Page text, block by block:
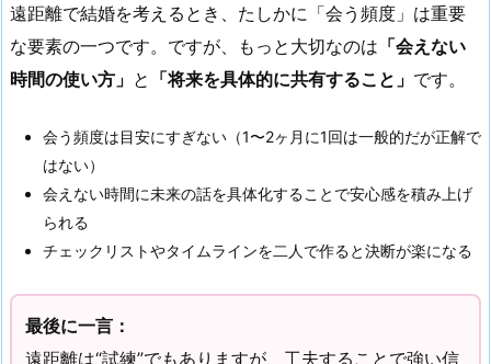
遠距離で結婚を考えるとき、たしかに「会う頻度」は重要
な要素の一つです。ですが、もっと大切なのは 「会えない
時間の使い方」 と 「将来を具体的に共有すること」 です。
会う頻度は目安にすぎない（1〜2ヶ月に1回は一般的だが正解で
はない）
会えない時間に未来の話を具体化することで安心感を積み上げ
られる
チェックリストやタイムラインを二人で作ると決断が楽になる
最後に一言：
遠距離は“試練”でもありますが、工夫することで強い信